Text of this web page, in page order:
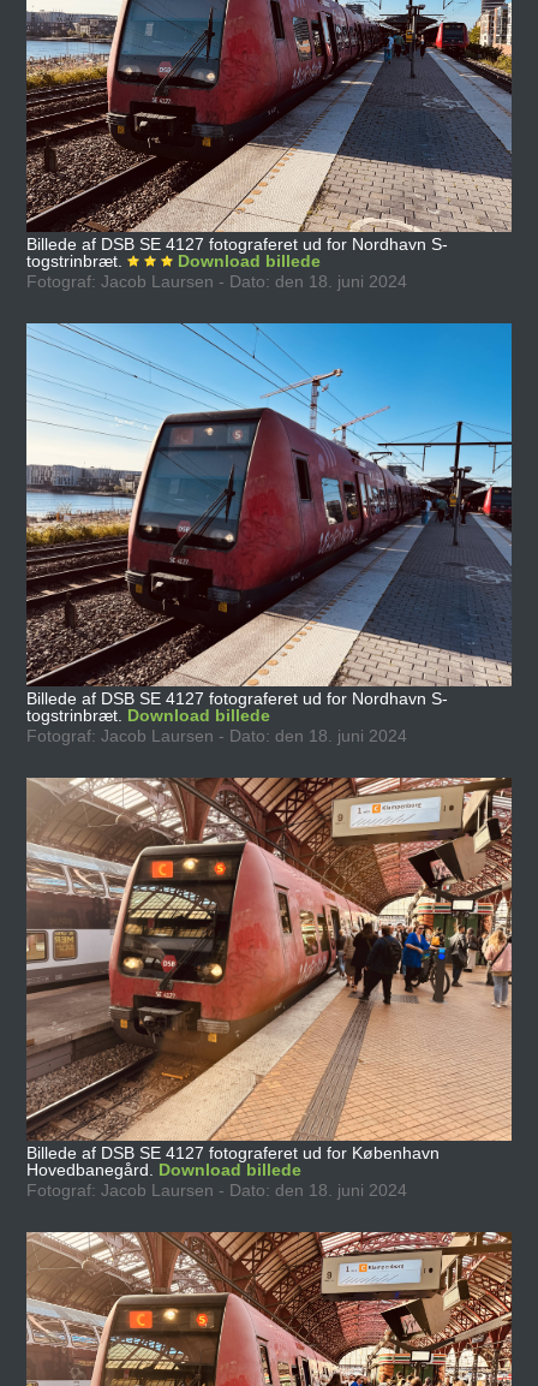
Billede af DSB SE 4127 fotograferet ud for Nordhavn S-
togstrinbræt.
Download billede
Fotograf: Jacob Laursen - Dato: den 18. juni 2024
Billede af DSB SE 4127 fotograferet ud for Nordhavn S-
togstrinbræt. Download billede
Fotograf: Jacob Laursen - Dato: den 18. juni 2024
Billede af DSB SE 4127 fotograferet ud for København
Hovedbanegård. Download billede
Fotograf: Jacob Laursen - Dato: den 18. juni 2024